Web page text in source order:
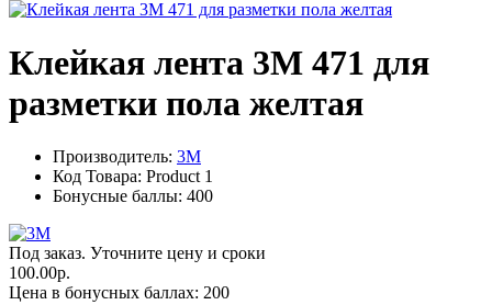
Клейкая лента 3М 471 для
разметки пола желтая
Производитель: 3М
Код Товара: Product 1
Бонусные баллы: 400
Под заказ. Уточните цену и сроки
100.00р.
Цена в бонусных баллах: 200